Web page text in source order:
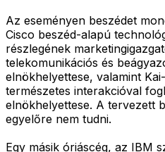
Az eseményen beszédet
Cisco beszéd-alapú
részlegének
telekomunikációs és
elnökhelyettese, valamint
természetes interakcióval
elnökhelyettese. A tervezett
egyelőre nem tudni.
Egy másik óriáscég, az IBM